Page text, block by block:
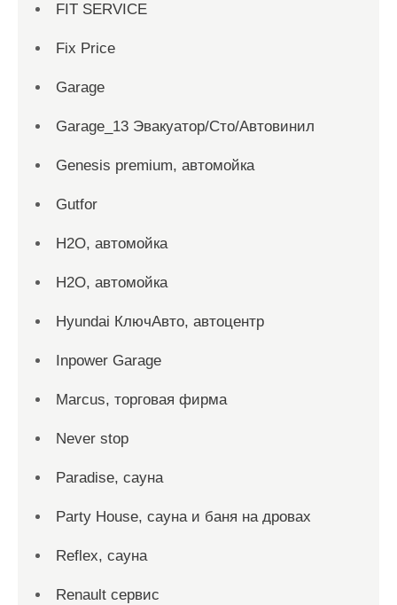
FIT SERVICE
Fix Price
Garage
Garage_13 Эвакуатор/Сто/Автовинил
Genesis premium, автомойка
Gutfor
H2O, автомойка
H2O, автомойка
Hyundai КлючАвто, автоцентр
Inpower Garage
Marcus, торговая фирма
Never stop
Paradise, сауна
Party House, сауна и баня на дровах
Reflex, сауна
Renault сервис